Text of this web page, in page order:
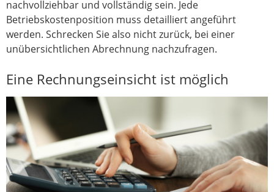
nachvollziehbar und vollständig sein. Jede
Betriebskostenposition muss detailliert angeführt
werden. Schrecken Sie also nicht zurück, bei einer
unübersichtlichen Abrechnung nachzufragen.
Eine Rechnungseinsicht ist möglich